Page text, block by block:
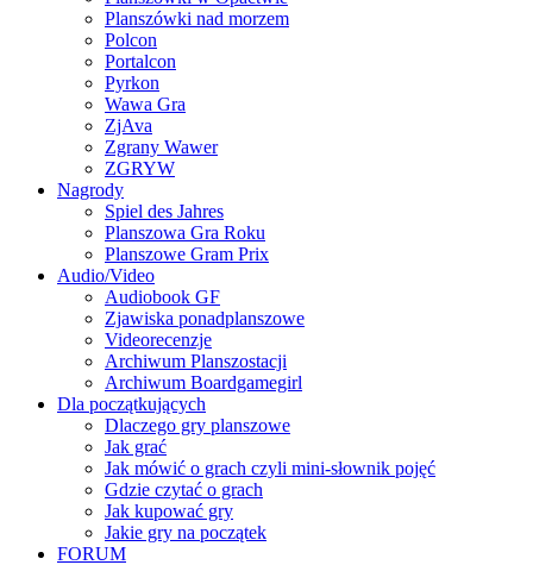
Planszówki nad morzem
Polcon
Portalcon
Pyrkon
Wawa Gra
ZjAva
Zgrany Wawer
ZGRYW
Nagrody
Spiel des Jahres
Planszowa Gra Roku
Planszowe Gram Prix
Audio/Video
Audiobook GF
Zjawiska ponadplanszowe
Videorecenzje
Archiwum Planszostacji
Archiwum Boardgamegirl
Dla początkujących
Dlaczego gry planszowe
Jak grać
Jak mówić o grach czyli mini-słownik pojęć
Gdzie czytać o grach
Jak kupować gry
Jakie gry na początek
FORUM